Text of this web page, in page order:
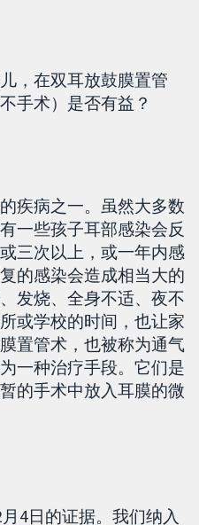
，在双耳放鼓膜置管
手术）是否有益？
疾病之一。虽然大多数
一些孩子耳部感染会反
三次以上，或一年内感
的感染会造成相当大的
发烧、全身不适、夜不
或学校的时间，也让家
置管术，也被称为通气
一种治疗手段。它们是
的手术中放入耳膜的微
4日的证据。我们纳入